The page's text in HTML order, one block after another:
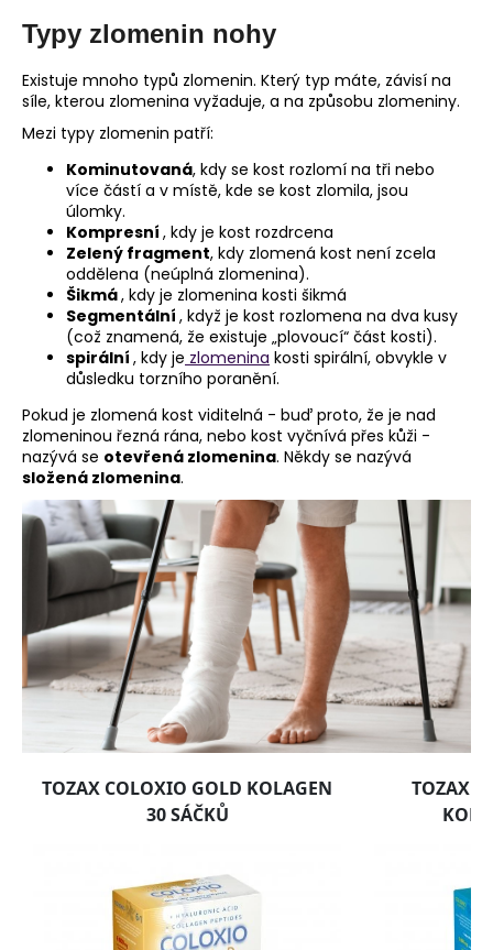
Typy zlomenin nohy
Existuje mnoho typů zlomenin. Který typ máte, závisí na
síle, kterou zlomenina vyžaduje, a na způsobu zlomeniny.
Mezi typy zlomenin patří:
Kominutovaná, kdy se kost rozlomí na tři nebo
více částí a v místě, kde se kost zlomila, jsou
úlomky.
Kompresní , kdy je kost rozdrcena
Zelený fragment, kdy zlomená kost není zcela
oddělena (neúplná zlomenina).
Šikmá, kdy je zlomenina kosti šikmá
Segmentální , když je kost rozlomena na dva kusy
(což znamená, že existuje „plovoucí“ část kosti).
spirální , kdy je zlomenina kosti spirální, obvykle v
důsledku torzního poranění.
Pokud je zlomená kost viditelná - buď proto, že je nad
zlomeninou řezná rána, nebo kost vyčnívá přes kůži -
nazývá se otevřená zlomenina. Někdy se nazývá
složená zlomenina.